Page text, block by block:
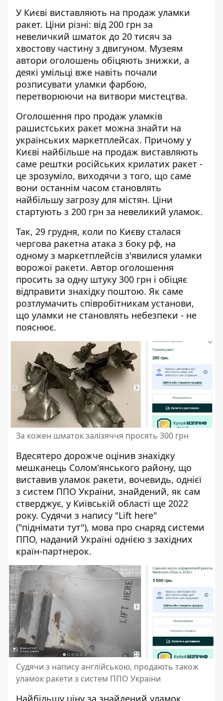
У Києві виставляють на продаж уламки
ракет. Ціни різні: від 200 грн за
невеличкий шматок до 20 тисяч за
хвостову частину з двигуном. Музеям
автори оголошень обіцяють знижки, а
деякі умільці вже навіть почали
розписувати уламки фарбою,
перетворюючи на витвори мистецтва.
Оголошення про продаж уламків
рашистських ракет можна знайти на
українських маркетплейсах. Причому у
Києві найбільше на продаж виставляють
саме рештки російських крилатих ракет -
це зрозуміло, виходячи з того, що саме
вони останнім часом становлять
найбільшу загрозу для містян. Ціни
стартують з 200 грн за невеликий уламок.
Так, 29 грудня, коли по Києву сталася
чергова ракетна атака з боку рф, на
одному з маркетплейсів з'явилися уламки
ворожої ракети. Автор оголошення
просить за одну штуку 300 грн і обіцяє
відправити знахідку поштою. Як саме
розтлумачить співробітникам установи,
що уламки не становлять небезпеки - не
пояснює.
За кожен шматок залізяччя просять 300 грн
Вдесятеро дорожче оцінив знахідку
мешканець Солом'янського району, що
виставив уламок ракети, вочевидь, однієї
з систем ППО України, знайдений, як сам
стверджує, у Київській області ще 2022
року. Судячи з напису "Lift here"
("піднімати тут"), мова про снаряд системи
ППО, наданий Україні однією з західних
країн-партнерок.
Судячи з напису англійською, продають також
уламок ракети з систем ППО України
Найбільшу ціну за знайдений уламок